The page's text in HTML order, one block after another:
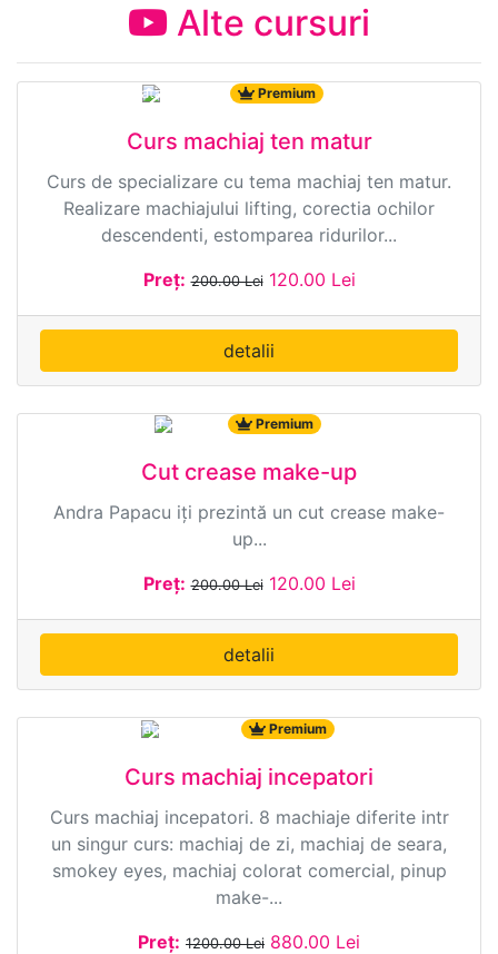
Alte cursuri
Durata: 2:02:49 Premium
Curs machiaj ten matur
Curs de specializare cu tema machiaj ten matur.
Realizare machiajului lifting, corectia ochilor
descendenti, estomparea ridurilor...
Preț: 200.00 Lei 120.00 Lei
detalii
Durata: 1:35:00 Premium
Cut crease make-up
Andra Papacu iți prezintă un cut crease make-
up...
Preț: 200.00 Lei 120.00 Lei
detalii
Durata: 09:00:00 Premium
Curs machiaj incepatori
Curs machiaj incepatori. 8 machiaje diferite intr
un singur curs: machiaj de zi, machiaj de seara,
smokey eyes, machiaj colorat comercial, pinup
make-...
Preț: 1200.00 Lei 880.00 Lei